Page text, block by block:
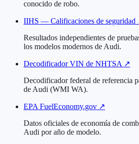
conocido de robo.
IIHS — Calificaciones de seguridad
Resultados independientes de
los modelos modernos de Audi.
Decodificador VIN de NHTSA ↗
Decodificador federal de referencia
de Audi (WMI WA).
EPA FuelEconomy.gov ↗
Datos oficiales de economía de
Audi por año de modelo.